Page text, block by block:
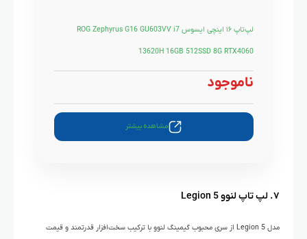
لپ‌تاپ ۱۶ اینچی ایسوس ROG Zephyrus G16 GU603VV i7
13620H 16GB 512SSD 8G RTX4060
ناموجود
مشاهده بیشتر
۷. لپ تاپ لنوو Legion 5
مدل Legion 5 از سری محبوب گیمینگ لنوو با ترکیب سخت‌افزار قدرتمند و قیمت